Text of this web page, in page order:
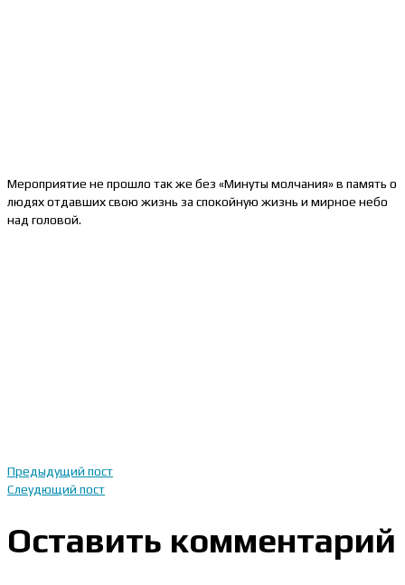
Мероприятие не прошло так же без «Минуты молчания» в память о
людях отдавших свою жизнь за спокойную жизнь и мирное небо
над головой.
Предыдущий пост
Слеудющий пост
Оставить комментарий